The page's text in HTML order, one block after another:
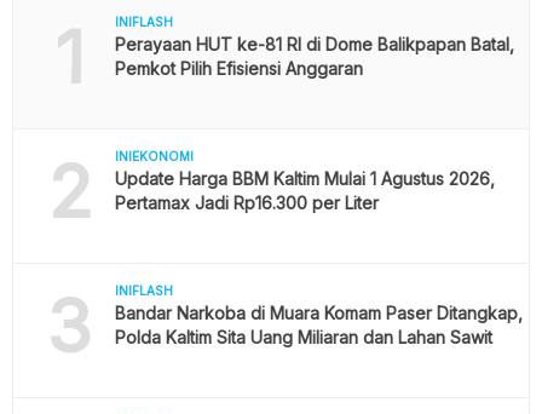
1 INIFLASH
Perayaan HUT ke-81 RI di Dome Balikpapan Batal,
Pemkot Pilih Efisiensi Anggaran
2 INIEKONOMI
Update Harga BBM Kaltim Mulai 1 Agustus 2026,
Pertamax Jadi Rp16.300 per Liter
3 INIFLASH
Bandar Narkoba di Muara Komam Paser Ditangkap,
Polda Kaltim Sita Uang Miliaran dan Lahan Sawit